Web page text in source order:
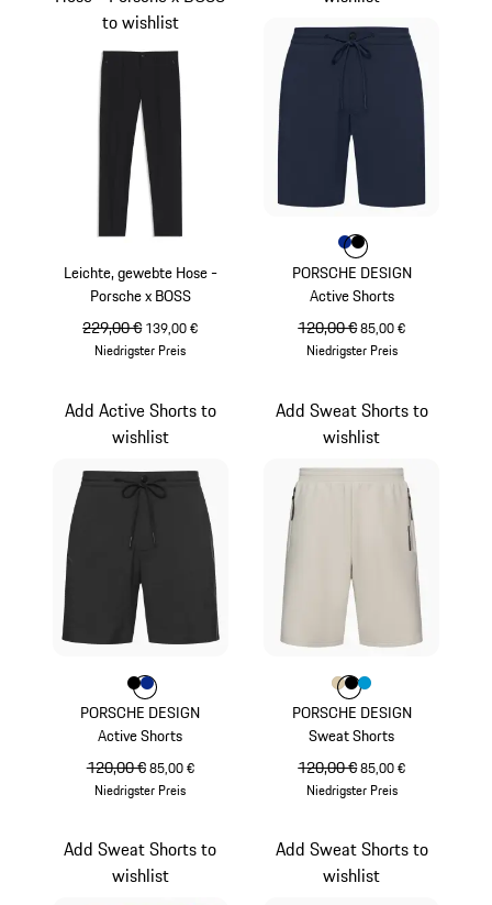
Leichte, gewebte Hose -
Porsche x BOSS
ursprünglicher Preis
229,00 €Verkaufspreis
139,00 €
Niedrigster Preis
to wishlist
PORSCHE DESIGN
Active Shorts
ursprünglicher Preis
120,00 €Verkaufspreis
85,00 €
Niedrigster Preis
Farbe
FarbeFarbe
PORSCHE DESIGN
Active Shorts
ursprünglicher Preis
120,00 €Verkaufspreis
85,00 €
Niedrigster Preis
Add Active Shorts to
wishlist
Farbe
FarbeFarbe
PORSCHE DESIGN
Sweat Shorts
ursprünglicher Preis
120,00 €Verkaufspreis
85,00 €
Niedrigster Preis
Add Sweat Shorts to
wishlist
Farbe
Farbe
FarbeFarbe
Add Sweat Shorts to
wishlist
Add Sweat Shorts to
wishlist